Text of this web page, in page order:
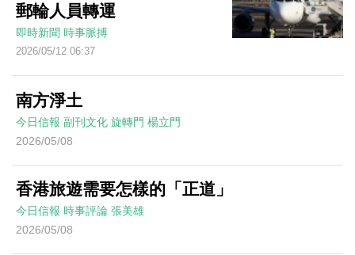
郵輪人員轉運
即時新聞 時事脈搏
2026/05/12 06:37
南方淨土
今日信報 副刊文化 旋轉門 楊立門
2026/05/08
香港旅遊需要怎樣的「正道」
今日信報 時事評論 張美雄
2026/05/08